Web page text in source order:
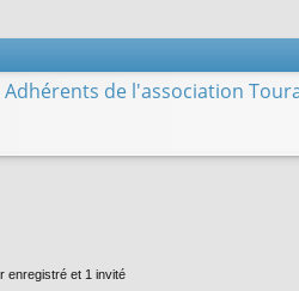
de l'association
enregistré et 1 invité